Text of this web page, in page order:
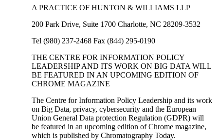
A PRACTICE OF HUNTON & WILLIAMS LLP
200 Park Drive, Suite ⁢1700 Charlotte, NC 28209-3532
Tel (980) 237-2468 Fax (844) ‍295-0190
THE CENTRE FOR INFORMATION POLICY
LEADERSHIP AND ITS WORK ON BIG ‌DATA WILL
BE FEATURED IN AN UPCOMING EDITION OF​
CHROME⁢ MAGAZINE
The Centre ‌for Information ‌Policy Leadership and its work
​on ‍Big Data, privacy, cybersecurity and the ⁢European
‍Union General Data protection Regulation ⁤(GDPR) will
be featured⁤ in an upcoming edition of ⁣Chrome magazine,​
which is published by Chromatography Today.